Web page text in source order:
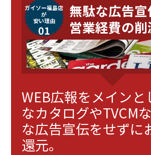
ガイソー福島店
が
安い理由
01
無駄な広告宣
営業経費の削
WEB広報をメインと
なカタログやTVCM
な広告宣伝をせずに
還元。